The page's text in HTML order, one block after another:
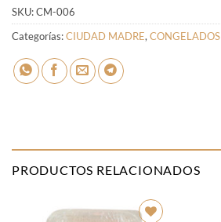
SKU:CM-006
Categorías:CIUDAD MADRE,CONGELADOS
PRODUCTOS RELACIONADOS